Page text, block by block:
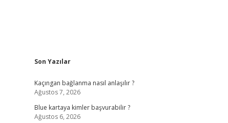
Sidebar
Son Yazılar
Kaçıngan bağlanma nasıl anlaşılır ?
Ağustos 7, 2026
Blue kartaya kimler başvurabilir ?
Ağustos 6, 2026